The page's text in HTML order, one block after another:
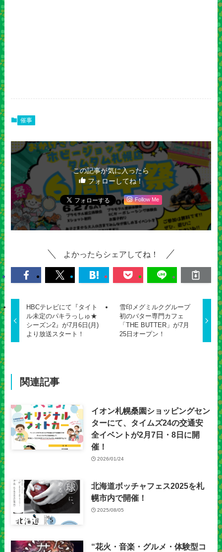
催事
この記事が気に入ったら
フォローしてね！
Follow Me
よかったらシェアしてね！
HBCテレビにて『タイト
ル未定のパキラっしゅ★
シーズン2』が7月6日(月)
より放送スタート！
雪印メグミルクグループ
初のバター専門カフェ
「THE BUTTER」が7月
25日オープン！
関連記事
イオン札幌桑園ショッピングセン
ターにて、タイムズ24の交通安
全イベントが2月7日・8日に開
催！
2026/01/24
北海道ボッチャフェス2025を札
幌市内で開催！
2025/08/05
“花火・音楽・グルメ・体験型コ